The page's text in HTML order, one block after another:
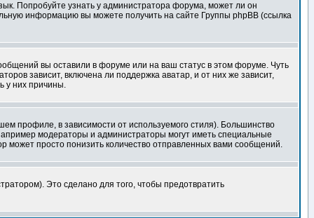
Попробуйте узнать у администратора форума, может ли он
информацию вы можете получить на сайте Группы phpBB (ссылка
вы оставили в форуме или на ваш статус в этом форуме. Чуть
зависит, включена ли поддержка аватар, и от них же зависит,
у них причины.
профиле, в зависимости от используемого стиля). Большинство
модераторы и администраторы могут иметь специальные
просто понизить количество отправленных вами сообщений.
Это сделано для того, чтобы предотвратить